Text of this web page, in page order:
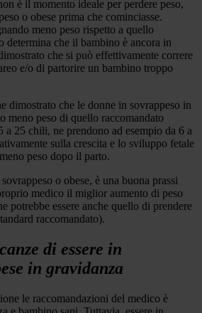
è il momento ideale per perdere peso,
o obese prima che cominciasse.
meno peso rispetto a quello
determina che il bambino è ancora in
che si può effettivamente correre
e/o di partorire un bambino troppo
dimostrato che le donne in sovrappeso in
meno peso di quello raccomandato
a 25 chili, ne prendono ad esempio da 6 a
sulla crescita e lo sviluppo fetale
peso dopo il parto.
o obese, è una buona prassi
medico il miglior aumento di peso
potrebbe essere anche quello di prendere
raccomandato).
di essere in
in gravidanza
le raccomandazioni del medico è